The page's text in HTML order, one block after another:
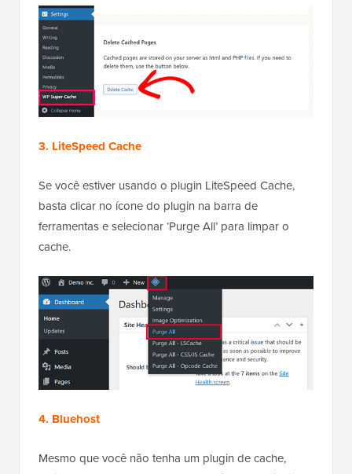
3. LiteSpeed Cache
Se você estiver usando o plugin LiteSpeed Cache,
basta clicar no ícone do plugin na barra de
ferramentas e selecionar ‘Purge All’ para limpar o
cache.
4. Bluehost
Mesmo que você não tenha um plugin de cache,